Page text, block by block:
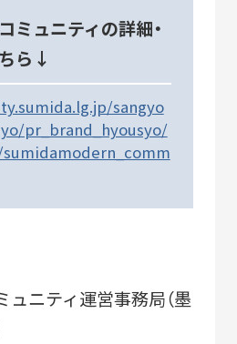
ミュニティの詳細・
ら↓
sangyo
pr_brand_hyousyo/
ニティ運営事務局（墨